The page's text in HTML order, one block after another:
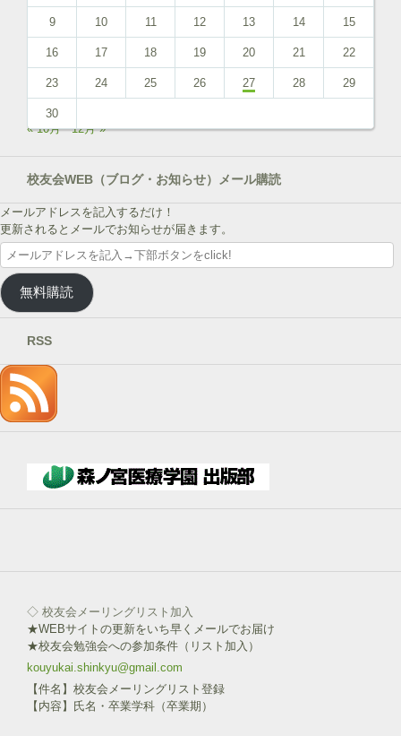
9 10 11 12 13 14 15
16 17 18 19 20 21 22
23 24 25 26 27 28 29
30
« 10月
12月 »
校友会WEB（ブログ・お知らせ）メール購読
メールアドレスを記入するだけ！
更新されるとメールでお知らせが届きます。
ー
ル
ア
ド
を
記
入
→
ン
無料購読
RSS
◇ 校友会メーリングリスト加入
★WEBサイトの更新をいち早くメールでお届け
★校友会勉強会への参加条件（リスト加入）
kouyukai.shinkyu@gmail.com
【件名】校友会メーリングリスト登録
【内容】氏名・卒業学科（卒業期）